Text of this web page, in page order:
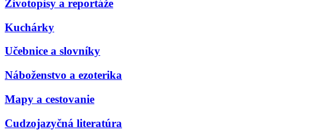
Životopisy a reportáže
Kuchárky
Učebnice a slovníky
Náboženstvo a ezoterika
Mapy a cestovanie
Cudzojazyčná literatúra